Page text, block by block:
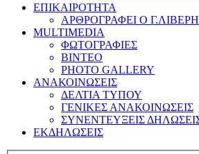
ΕΠΙΚΑΙΡΟΤΗΤΑ
ΑΡΘΡΟΓΡΑΦΕΙ Ο
MULTIMEDIA
ΦΩΤΟΓΡΑΦΙΕΣ
ΒΙΝΤΕΟ
PHOTO GALLERY
ΑΝΑΚΟΙΝΩΣΕΙΣ
ΔΕΛΤΙΑ ΤΥΠΟΥ
ΓΕΝΙΚΕΣ ΑΝΑΚΟΙΝΩΣΕΙΣ
ΣΥΝΕΝΤΕΥΞΕΙΣ
ΕΚΔΗΛΩΣΕΙΣ